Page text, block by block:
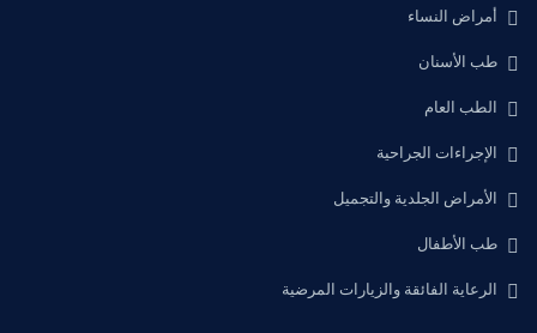
أمراض النساء
طب الأسنان
الطب العام
الإجراءات الجراحية
الأمراض الجلدية والتجميل
طب الأطفال
الرعاية الفائقة والزيارات المرضية